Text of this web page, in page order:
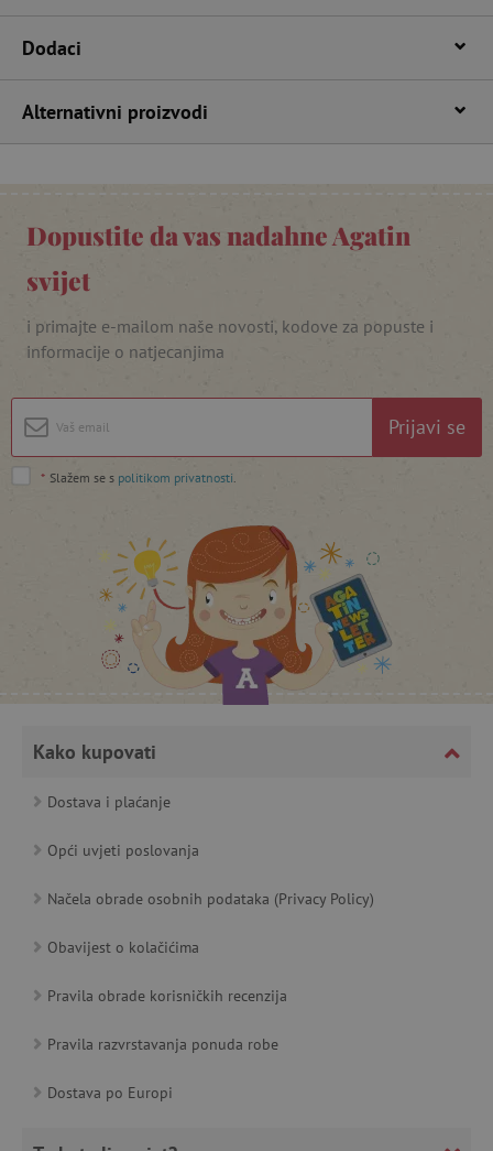
Dodaci
Alternativni proizvodi
Dopustite da vas nadahne Agatin
svijet
i primajte e-mailom naše novosti, kodove za popuste i
informacije o natjecanjima
Prijavi se
* Slažem se s politikom privatnosti
Kako kupovati
Dostava i plaćanje
Opći uvjeti poslovanja
Načela obrade osobnih podataka (Privacy Policy)
Obavijest o kolačićima
Pravila obrade korisničkih recenzija
Pravila razvrstavanja ponuda robe
Dostava po Europi
Domena
lastVisitedProduct
.agatinsvijet.hr
product_filter_remember www.agatinsvijet.hr
_lb
Googleovu politiku privatnosti